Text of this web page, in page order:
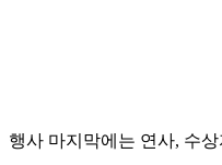
행사 마지막에는 연사, 수